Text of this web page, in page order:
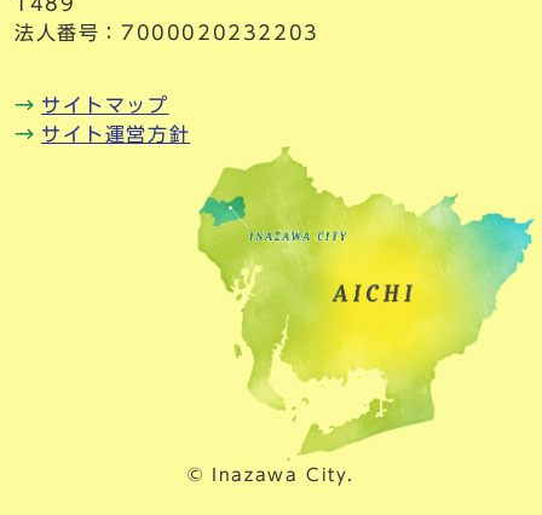
1489
法人番号：7000020232203
サイトマップ
サイト運営方針
© Inazawa City.